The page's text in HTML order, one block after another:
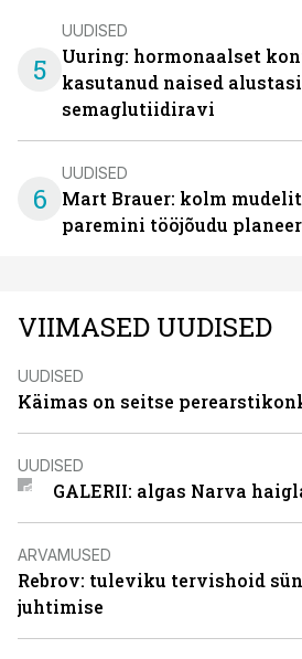
5
UUDISED
Uuring: hormonaalset
kasutanud naised
semaglutiidiravi
6
UUDISED
Mart Brauer: kolm
paremini tööjõudu
VIIMASED UUDISED
UUDISED
Käimas on seitse
UUDISED
GALERII: algas Narva
ARVAMUSED
Rebrov: tuleviku tervishoid
juhtimise